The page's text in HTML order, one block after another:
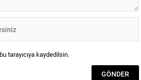
tarayıcıya kaydedilsin.